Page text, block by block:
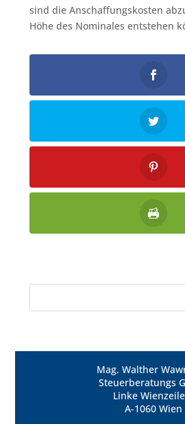
sind die Anschaffungskosten
Höhe des Nominales entstehen
Mag. Walther
Steuerberatungs
Linke
A-1060 Wien